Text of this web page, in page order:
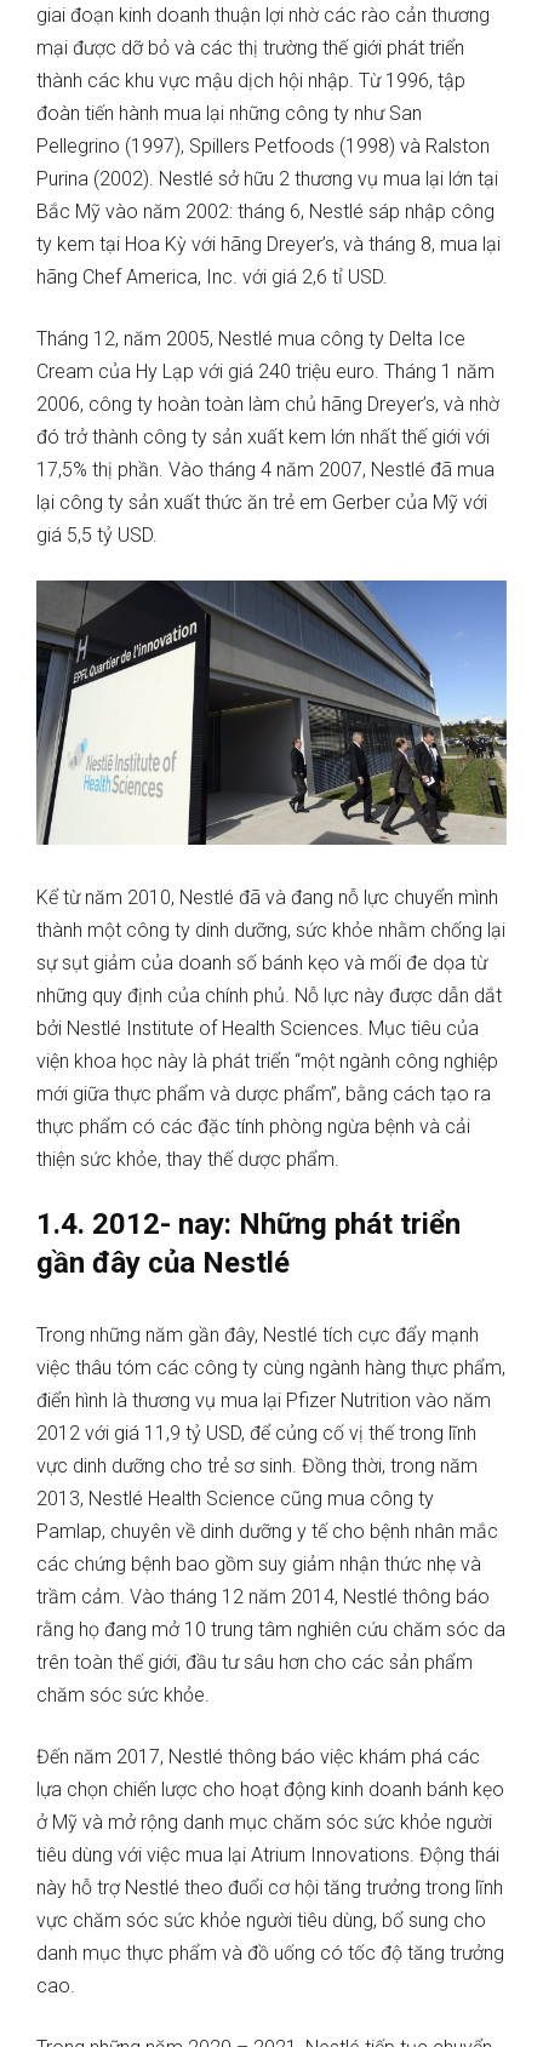
giai đoạn kinh doanh thuận lợi nhờ các rào cản thương
mại được dỡ bỏ và các thị trường thế giới phát triển
thành các khu vực mậu dịch hội nhập. Từ 1996, tập
đoàn tiến hành mua lại những công ty như San
Pellegrino (1997), Spillers Petfoods (1998) và Ralston
Purina (2002). Nestlé sở hữu 2 thương vụ mua lại lớn tại
Bắc Mỹ vào năm 2002: tháng 6, Nestlé sáp nhập công
ty kem tại Hoa Kỳ với hãng Dreyer’s, và tháng 8, mua lại
hãng Chef America, Inc. với giá 2,6 tỉ USD.
Tháng 12, năm 2005, Nestlé mua công ty Delta Ice
Cream của Hy Lạp với giá 240 triệu euro. Tháng 1 năm
2006, công ty hoàn toàn làm chủ hãng Dreyer’s, và nhờ
đó trở thành công ty sản xuất kem lớn nhất thế giới với
17,5% thị phần. Vào tháng 4 năm 2007, Nestlé đã mua
lại công ty sản xuất thức ăn trẻ em Gerber của Mỹ với
giá 5,5 tỷ USD.
Kể từ năm 2010, Nestlé đã và đang nỗ lực chuyển mình
thành một công ty dinh dưỡng, sức khỏe nhằm chống lại
sự sụt giảm của doanh số bánh kẹo và mối đe dọa từ
những quy định của chính phủ. Nỗ lực này được dẫn dắt
bởi Nestlé Institute of Health Sciences. Mục tiêu của
viện khoa học này là phát triển “một ngành công nghiệp
mới giữa thực phẩm và dược phẩm”, bằng cách tạo ra
thực phẩm có các đặc tính phòng ngừa bệnh và cải
thiện sức khỏe, thay thế dược phẩm.
1.4. 2012- nay: Những phát triển
gần đây của Nestlé
Trong những năm gần đây, Nestlé tích cực đẩy mạnh
việc thâu tóm các công ty cùng ngành hàng thực phẩm,
điển hình là thương vụ mua lại Pfizer Nutrition vào năm
2012 với giá 11,9 tỷ USD, để củng cố vị thế trong lĩnh
vực dinh dưỡng cho trẻ sơ sinh. Đồng thời, trong năm
2013, Nestlé Health Science cũng mua công ty
Pamlap, chuyên về dinh dưỡng y tế cho bệnh nhân mắc
các chứng bệnh bao gồm suy giảm nhận thức nhẹ và
trầm cảm. Vào tháng 12 năm 2014, Nestlé thông báo
rằng họ đang mở 10 trung tâm nghiên cứu chăm sóc da
trên toàn thế giới, đầu tư sâu hơn cho các sản phẩm
chăm sóc sức khỏe.
Đến năm 2017, Nestlé thông báo việc khám phá các
lựa chọn chiến lược cho hoạt động kinh doanh bánh kẹo
ở Mỹ và mở rộng danh mục chăm sóc sức khỏe người
tiêu dùng với việc mua lại Atrium Innovations. Động thái
này hỗ trợ Nestlé theo đuổi cơ hội tăng trưởng trong lĩnh
vực chăm sóc sức khỏe người tiêu dùng, bổ sung cho
danh mục thực phẩm và đồ uống có tốc độ tăng trưởng
cao.